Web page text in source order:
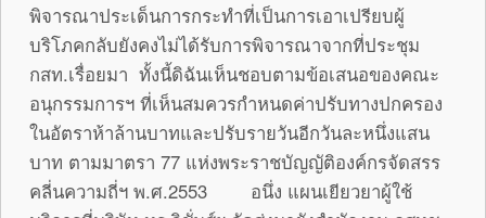
พิจารณาประเด็นการกระทำที่เป็นการเอาเปรียบผู้
บริโภคกลับยังคงไม่ได้รับการพิจารณาจากที่ประชุม
กสท.เรื่อยมา ทั้งนี้ดิฉันเห็นชอบตามข้อเสนอของคณะ
อนุกรรมการฯ ที่เห็นสมควรกำหนดค่าปรับทางปกครอง
ในอัตราห้าล้านบาทและปรับรายวันอีกวันละหนึ่งแสน
บาท ตามมาตรา 77 แห่งพระราชบัญญัติองค์กรจัดสรร
คลี่นความถี่ฯ พ.ศ.2553 อนึ่ง แผนเยียวยาผู้ใช้